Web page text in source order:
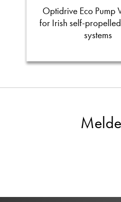
Optidrive Eco Pump
for Irish self-
systems